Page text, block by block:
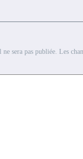
sera pas publiée. Les